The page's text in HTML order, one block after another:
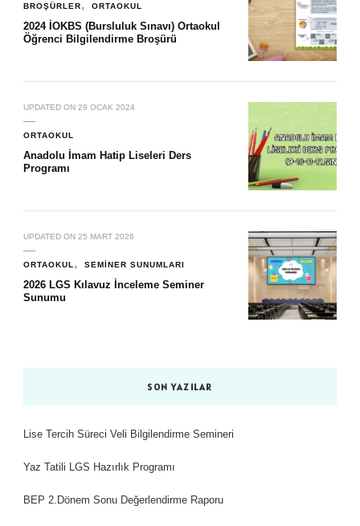
BROŞÜRLER ORTAOKUL
2024 İOKBS (Bursluluk Sınavı) Ortaokul
Öğrenci Bilgilendirme Broşürü
UPDATED ON 29 OCAK 2024
ORTAOKUL
Anadolu İmam Hatip Liseleri Ders
Programı
UPDATED ON 25 MART 2026
ORTAOKUL SEMINER SUNUMLARI
2026 LGS Kılavuz İnceleme Seminer
Sunumu
SON YAZILAR
Lise Tercih Süreci Veli Bilgilendirme Semineri
Yaz Tatili LGS Hazırlık Programı
BEP 2.Dönem Sonu Değerlendirme Raporu